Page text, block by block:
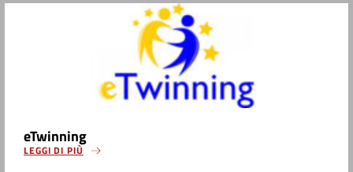
eTwinning
LEGGI DI PIÙ